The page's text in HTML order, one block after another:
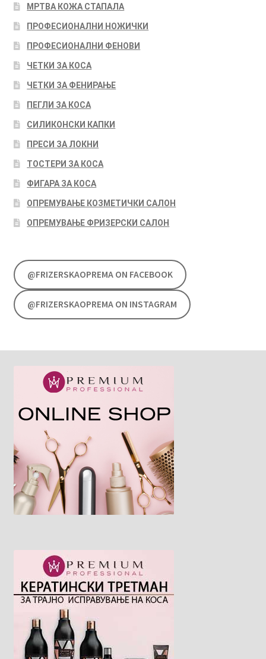
МРТВА КОЖА СТАПАЛА
ПРОФЕСИОНАЛНИ НОЖИЧКИ
ПРОФЕСИОНАЛНИ ФЕНОВИ
ЧЕТКИ ЗА КОСА
ЧЕТКИ ЗА ФЕНИРАЊЕ
ПЕГЛИ ЗА КОСА
СИЛИКОНСКИ КАПКИ
ПРЕСИ ЗА ЛОКНИ
ТОСТЕРИ ЗА КОСА
ФИГАРА ЗА КОСА
ОПРЕМУВАЊЕ КОЗМЕТИЧКИ САЛОН
ОПРЕМУВАЊЕ ФРИЗЕРСКИ САЛОН
@FRIZERSKAOPREMA ON FACEBOOK
@FRIZERSKAOPREMA ON INSTAGRAM